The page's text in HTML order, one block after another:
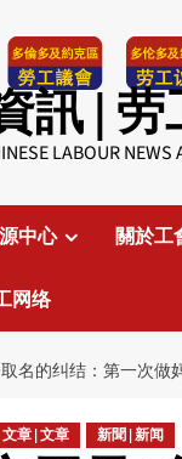
訊 |
LABOUR NEWS
中心 關於工
网络
名的纠结：第一次做
文章 | 文章 新聞 | 新闻